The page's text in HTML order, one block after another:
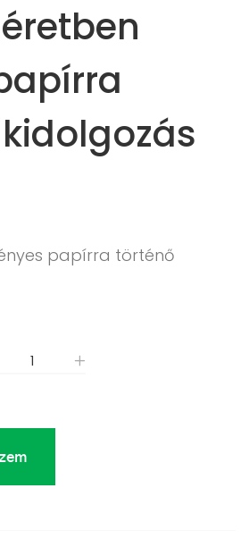
papírra történő